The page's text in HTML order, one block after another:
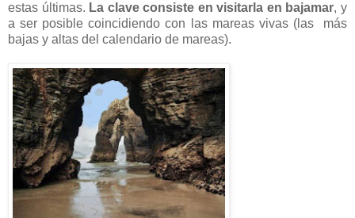
estas últimas. La clave consiste en visitarla en bajamar, y
a ser posible coincidiendo con las mareas vivas (las más
bajas y altas del calendario de mareas).